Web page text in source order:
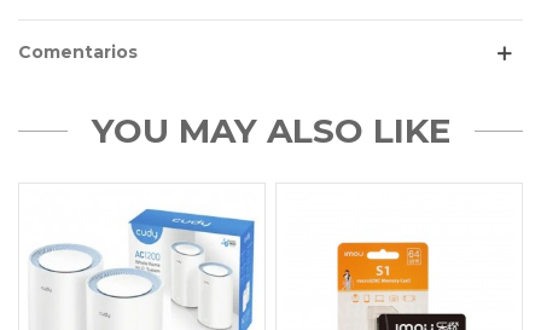
Comentarios
YOU MAY ALSO LIKE